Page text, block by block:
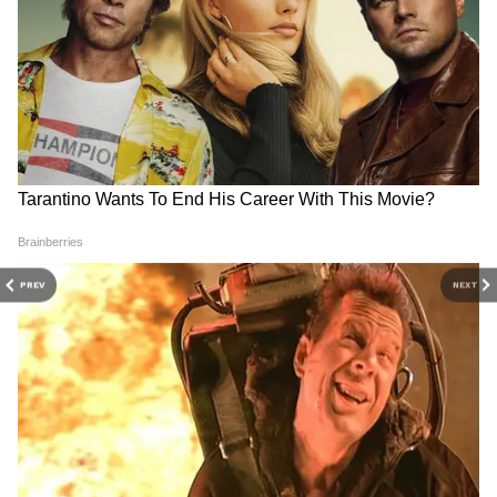
PREV NEXT
টাইম। ম্যাঙ্গালোর থেকে ১০০ কিমি দূরে। জোঁকের
তেল আর হোমস্টে মাস্ট, কারণ রাতের জঙ্গল
সাফারি এখানকার স্পেশাল।
DOWNLOAD APP
RECOMMENDED STORIES
kuldhara: ১ রাতে উধাও সারা
গ্রাম! ১৮০ বছরে কেউ থাকতে
Border Dispute: লিপুলেখ
সীমান্ত বিবাদ মেটাতে ভারত-